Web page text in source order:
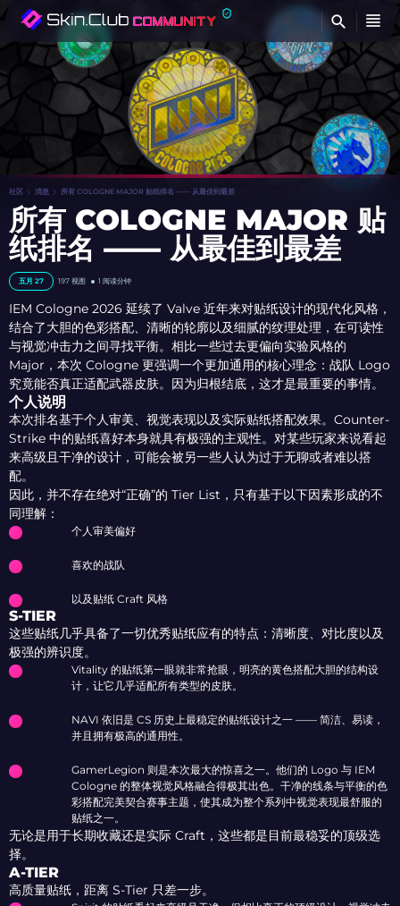
社区 消息 所有 COLOGNE MAJOR 贴纸排名 —— 从最佳到最差
所有 COLOGNE MAJOR 贴
纸排名 —— 从最佳到最差
五月 27 197 视图 1 阅读分钟
IEM Cologne 2026 延续了 Valve 近年来对贴纸设计的现代化风格，
结合了大胆的色彩搭配、清晰的轮廓以及细腻的纹理处理，在可读性
与视觉冲击力之间寻找平衡。相比一些过去更偏向实验风格的
Major，本次 Cologne 更强调一个更加通用的核心理念：战队 Logo
究竟能否真正适配武器皮肤。因为归根结底，这才是最重要的事情。
个人说明
本次排名基于个人审美、视觉表现以及实际贴纸搭配效果。Counter-
Strike 中的贴纸喜好本身就具有极强的主观性。对某些玩家来说看起
来高级且干净的设计，可能会被另一些人认为过于无聊或者难以搭
配。
因此，并不存在绝对“正确”的 Tier List，只有基于以下因素形成的不
同理解：
个人审美偏好
喜欢的战队
以及贴纸 Craft 风格
S-TIER
这些贴纸几乎具备了一切优秀贴纸应有的特点：清晰度、对比度以及
极强的辨识度。
Vitality 的贴纸第一眼就非常抢眼，明亮的黄色搭配大胆的结构设
计，让它几乎适配所有类型的皮肤。
NAVI 依旧是 CS 历史上最稳定的贴纸设计之一 —— 简洁、易读，
并且拥有极高的通用性。
GamerLegion 则是本次最大的惊喜之一。他们的 Logo 与 IEM
Cologne 的整体视觉风格融合得极其出色。干净的线条与平衡的色
彩搭配完美契合赛事主题，使其成为整个系列中视觉表现最舒服的
贴纸之一。
无论是用于长期收藏还是实际 Craft，这些都是目前最稳妥的顶级选
择。
A-TIER
高质量贴纸，距离 S-Tier 只差一步。